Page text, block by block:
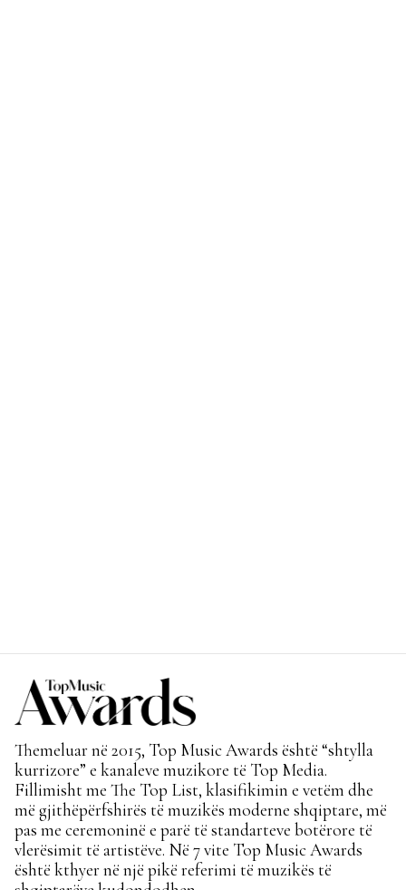
Themeluar në 2015, Top Music Awards është “shtylla
kurrizore” e kanaleve muzikore të Top Media.
Fillimisht me The Top List, klasifikimin e vetëm dhe
më gjithëpërfshirës të muzikës moderne shqiptare, më
pas me ceremoninë e parë të standarteve botërore të
vlerësimit të artistëve. Në 7 vite Top Music Awards
është kthyer në një pikë referimi të muzikës të